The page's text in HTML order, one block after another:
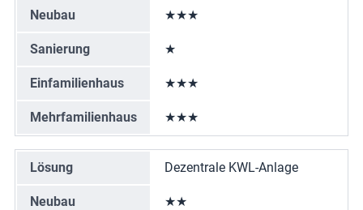
Neubau ★★★
Sanierung ★
Einfamilienhaus ★★★
Mehrfamilienhaus ★★★
Lösung Dezentrale KWL-Anlage
Neubau ★★